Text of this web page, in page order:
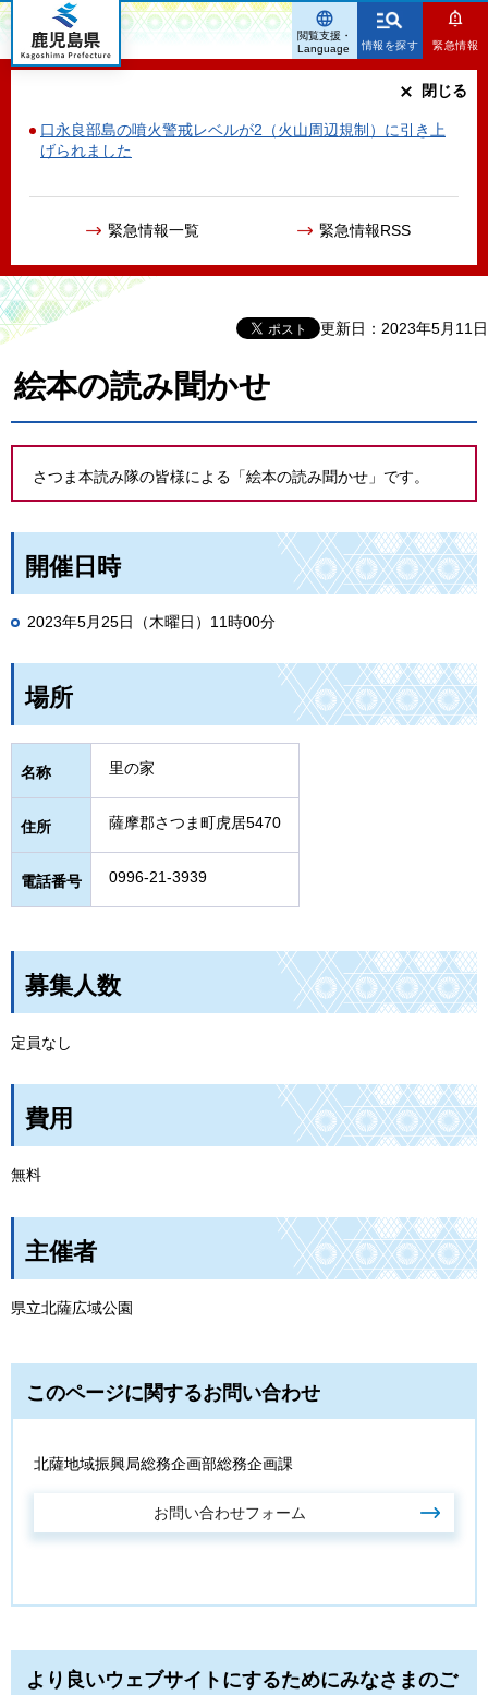
鹿児島県
情報を探す 緊急情報
口永良部島の噴火警戒レベルが2（火山周辺規制）に引き上
げられました
緊急情報一覧 緊急情報RSS
閉じる
閲覧支援・
Language
更新日：2023年5月11日
絵本の読み聞かせ
さつま本読み隊の皆様による「絵本の読み聞かせ」です。
開催日時
2023年5月25日（木曜日）11時00分
場所
名称 里の家
住所 薩摩郡さつま町虎居5470
電話番号 0996-21-3939
募集人数
定員なし
費用
無料
主催者
県立北薩広域公園
このページに関するお問い合わせ
北薩地域振興局総務企画部総務企画課
より良いウェブサイトにするためにみなさまのご